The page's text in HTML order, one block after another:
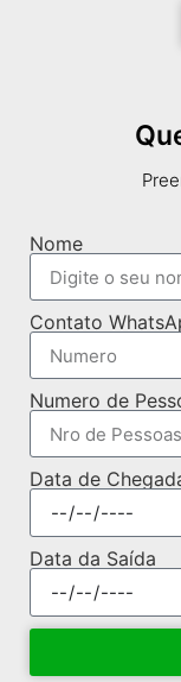
Nome
Contato
Numero de
Data de
Data da Saída